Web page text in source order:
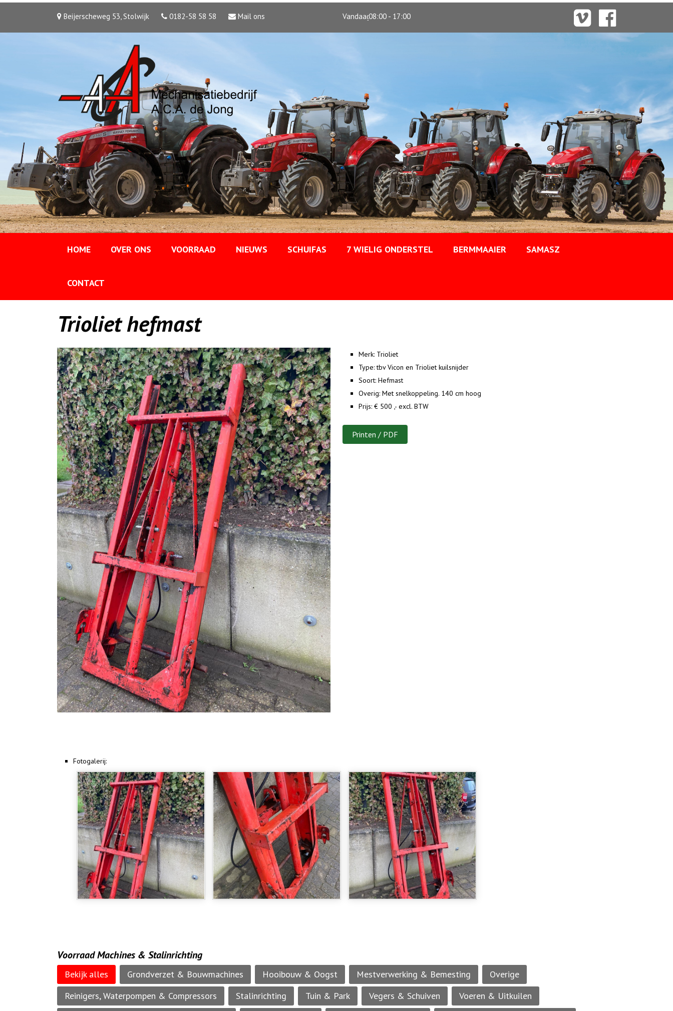
Beijerscheweg 53, Stolwijk 0182-58 58 58 Mail ons Vandaag08:00 - 17:00
HOME OVER ONS VOORRAAD NIEUWS SCHUIFAS 7 WIELIG ONDERSTEL BERMMAAIER SAMASZ
CONTACT
Trioliet hefmast
Merk: Trioliet
Type:tbv Vicon en Trioliet kuilsnijder
Soort: Hefmast
Overig: Met snelkoppeling. 140 cm hoog
Prijs: € 500 ,- excl. BTW
Printen / PDF
Fotogalerij:
Voorraad Machines & Stalinrichting
Bekijk alles Grondverzet & Bouwmachines Hooibouw & Oogst Mestverwerking & Bemesting
Overige
Reinigers, Waterpompen & Compressors
Stalinrichting Tuin & Park Vegers & Schuiven
Voeren & Uitkuilen